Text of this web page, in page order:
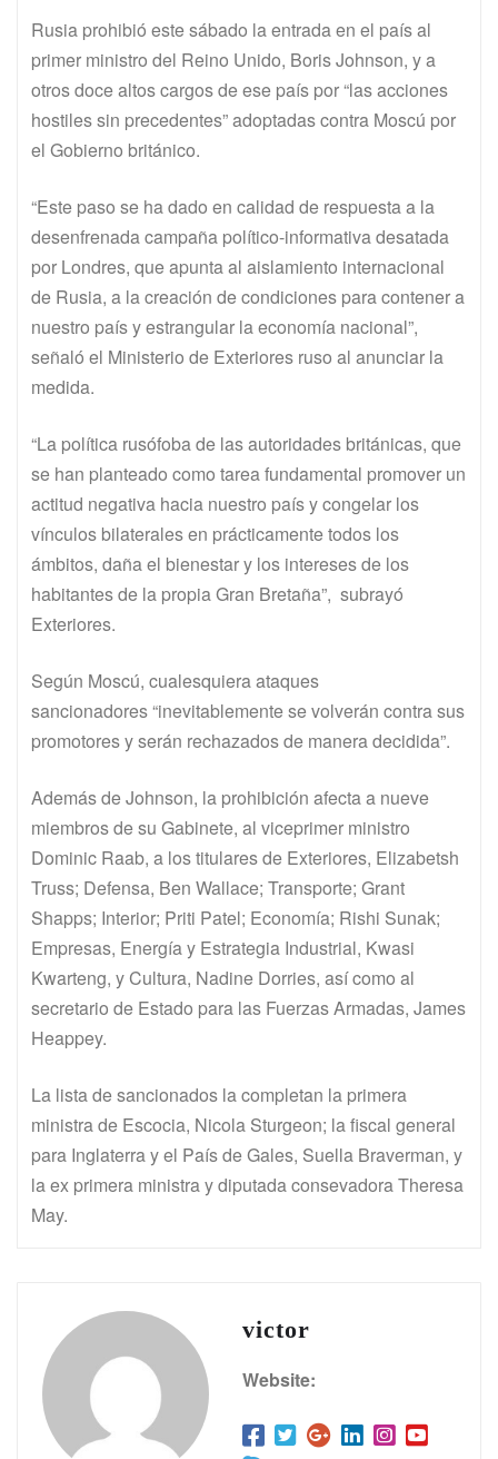
Rusia prohibió este sábado la entrada en el país al
primer ministro del Reino Unido, Boris Johnson, y a
otros doce altos cargos de ese país por “las acciones
hostiles sin precedentes” adoptadas contra Moscú por
el Gobierno británico.
“Este paso se ha dado en calidad de respuesta a la
desenfrenada campaña político-informativa desatada
por Londres, que apunta al aislamiento internacional
de Rusia, a la creación de condiciones para contener a
nuestro país y estrangular la economía nacional”,
señaló el Ministerio de Exteriores ruso al anunciar la
medida.
“La política rusófoba de las autoridades británicas, que
se han planteado como tarea fundamental promover un
actitud negativa hacia nuestro país y congelar los
vínculos bilaterales en prácticamente todos los
ámbitos, daña el bienestar y los intereses de los
habitantes de la propia Gran Bretaña”, subrayó
Exteriores.
Según Moscú, cualesquiera ataques
sancionadores “inevitablemente se volverán contra sus
promotores y serán rechazados de manera decidida”.
Además de Johnson, la prohibición afecta a nueve
miembros de su Gabinete, al viceprimer ministro
Dominic Raab, a los titulares de Exteriores, Elizabetsh
Truss; Defensa, Ben Wallace; Transporte; Grant
Shapps; Interior; Priti Patel; Economía; Rishi Sunak;
Empresas, Energía y Estrategia Industrial, Kwasi
Kwarteng, y Cultura, Nadine Dorries, así como al
secretario de Estado para las Fuerzas Armadas, James
Heappey.
La lista de sancionados la completan la primera
ministra de Escocia, Nicola Sturgeon; la fiscal general
para Inglaterra y el País de Gales, Suella Braverman, y
la ex primera ministra y diputada consevadora Theresa
May.
victor
Website: